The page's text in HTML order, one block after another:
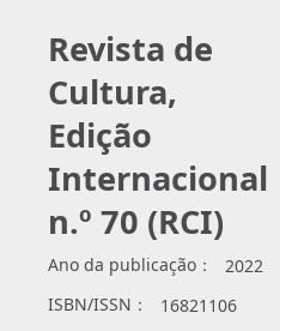
Revista de
Cultura,
Edição
Internacional
n.º 70 (RCI)
Ano da publicação：
2022
ISBN/ISSN：
16821106